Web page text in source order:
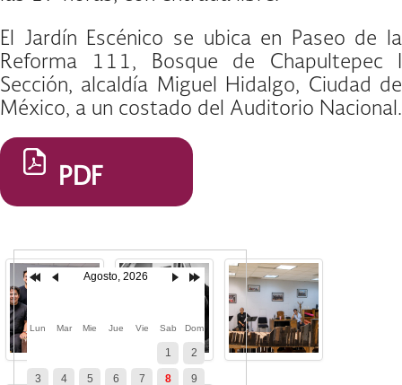
El Jardín Escénico se ubica en Paseo de la
Reforma 111, Bosque de Chapultepec I
Sección, alcaldía Miguel Hidalgo, Ciudad de
México, a un costado del Auditorio Nacional.
PDF
Agosto, 2026
Lun Mar Mie Jue Vie Sab Dom
1 2
3 4 5 6 7 8 9